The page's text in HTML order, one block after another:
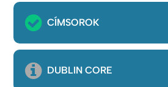
CÍMSOROK
DUBLIN CORE